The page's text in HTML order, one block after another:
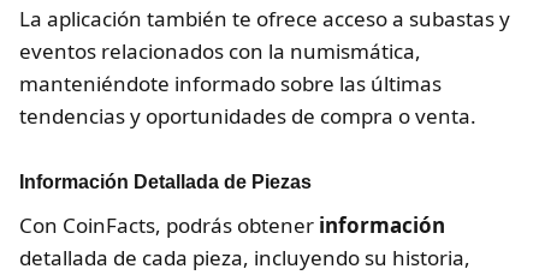
La aplicación también te ofrece acceso a subastas y
eventos relacionados con la numismática,
manteniéndote informado sobre las últimas
tendencias y oportunidades de compra o venta.
Información Detallada de Piezas
Con CoinFacts, podrás obtener información
detallada de cada pieza, incluyendo su historia,